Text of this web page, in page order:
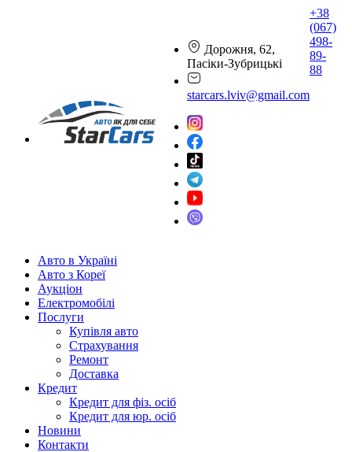
Дорожня, 62,
Пасіки-Зубрицькі
starcars.lviv@gmail.com
+38
(067)
498-
89-
88
Авто в Україні
Авто з Кореї
Аукціон
Електромобілі
Послуги
Купівля авто
Страхування
Ремонт
Доставка
Кредит
Кредит для фіз. осіб
Кредит для юр. осіб
Новини
Контакти